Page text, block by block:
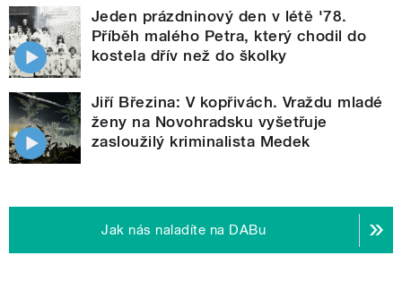
Jeden prázdninový den v létě '78.
Příběh malého Petra, který chodil do
kostela dřív než do školky
Jiří Březina: V kopřivách. Vraždu mladé
ženy na Novohradsku vyšetřuje
zasloužilý kriminalista Medek
Jak nás naladíte na DABu